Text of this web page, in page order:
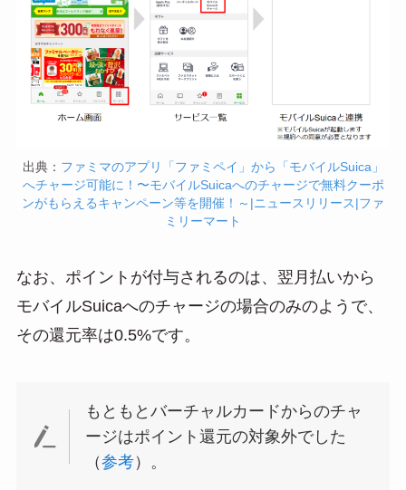
出典： ファミマのアプリ「ファミペイ」から「モバイルSuica」
へチャージ可能に！〜モバイルSuicaへのチャージで無料クーポ
ンがもらえるキャンペーン等を開催！～|ニュースリリース|ファ
ミリーマート
なお、ポイントが付与されるのは、翌月払いから
モバイルSuicaへのチャージの場合のみのようで、
その還元率は0.5%です。
もともとバーチャルカードからのチャ
ージはポイント還元の対象外でした
（参考）。